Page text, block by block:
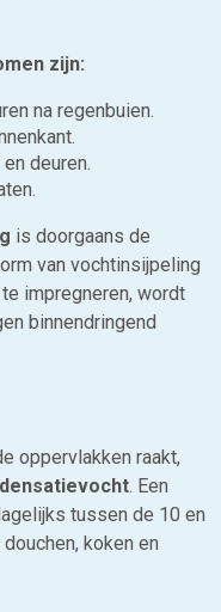
zijn:
na regenbuien.
deuren.
is doorgaans de
van vochtinsijpeling
impregneren, wordt
binnendringend
oppervlakken raakt,
. Een
tussen de 10 en
koken en